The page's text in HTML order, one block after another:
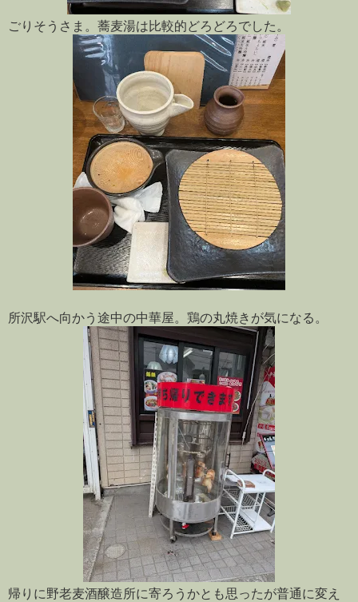
ごりそうさま。蕎麦湯は比較的どろどろでした。
所沢駅へ向かう途中の中華屋。鶏の丸焼きが気になる。
帰りに野老麦酒醸造所に寄ろうかとも思ったが普通に変え